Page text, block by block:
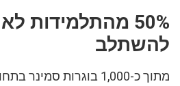
50% מהתלמידות
להשתלב